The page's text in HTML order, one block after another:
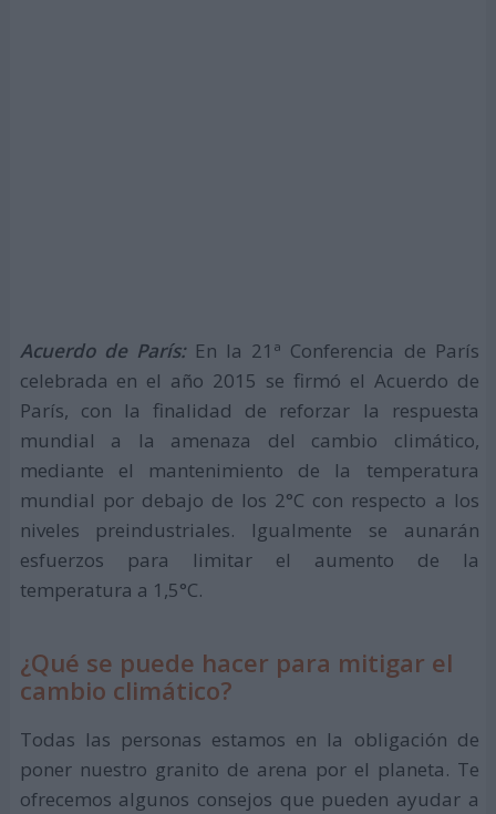
Acuerdo de París: En la 21ª Conferencia de París
celebrada en el año 2015 se firmó el Acuerdo de
París, con la finalidad de reforzar la respuesta
mundial a la amenaza del cambio climático,
mediante el mantenimiento de la temperatura
mundial por debajo de los 2°C con respecto a los
niveles preindustriales. Igualmente se aunarán
esfuerzos para limitar el aumento de la
temperatura a 1,5°C.
¿Qué se puede hacer para mitigar el
cambio climático?
Todas las personas estamos en la obligación de
poner nuestro granito de arena por el planeta. Te
ofrecemos algunos consejos que pueden ayudar a